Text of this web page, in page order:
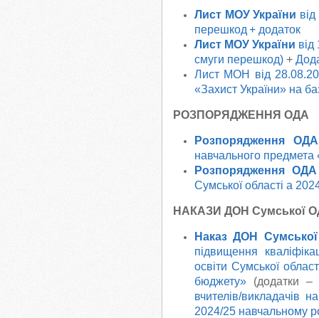
Лист МОУ України
перешкод + додаток
Лист МОУ України
смуги перешкод) +
Лист МОН від
«Захист України» на
РОЗПОРЯДЖЕННЯ ОДА
Розпорядження
навчального предмета
Розпорядження
Сумської області а
НАКАЗИ ДОН Сумської
Наказ ДОН
підвищення
освіти Сумської
бюджету» (додатки –
вчителів/викладачів
2024/25 навчальному